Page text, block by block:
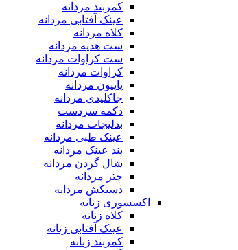
کمربند مردانه
عینک آفتابی مردانه
کلاه مردانه
ست هدیه مردانه
ست کراوات مردانه
کراوات مردانه
پاپیون مردانه
جاکلیدی مردانه
دکمه سردست
بدلیجات مردانه
عینک طبی مردانه
بند عینک مردانه
شال گردن مردانه
چتر مردانه
دستکش مردانه
اکسسوری زنانه
کلاه زنانه
عینک آفتابی زنانه
کمربند زنانه